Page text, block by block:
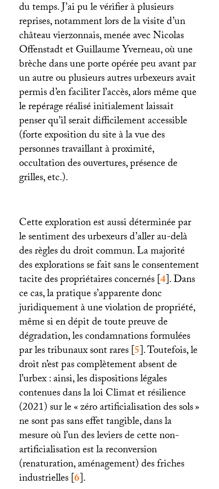
du temps. J’ai pu le vérifier à plusieurs
reprises, notamment lors de la visite d’un
château vierzonnais, menée avec Nicolas
Offenstadt et Guillaume Yverneau, où une
brèche dans une porte opérée peu avant par
un autre ou plusieurs autres urbexeurs avait
permis d’en faciliter l’accès, alors même que
le repérage réalisé initialement laissait
penser qu’il serait difficilement accessible
(forte exposition du site à la vue des
personnes travaillant à proximité,
occultation des ouvertures, présence de
grilles, etc.).
Cette exploration est aussi déterminée par
le sentiment des urbexeurs d’aller au-delà
des règles du droit commun. La majorité
des explorations se fait sans le consentement
tacite des propriétaires concernés[4]. Dans
ce cas, la pratique s’apparente donc
juridiquement à une violation de propriété,
même si en dépit de toute preuve de
dégradation, les condamnations formulées
par les tribunaux sont rares[5]. Toutefois, le
droit n’est pas complètement absent de
l’urbex : ainsi, les dispositions légales
contenues dans la loi Climat et résilience
(2021) sur le «zéro artificialisation des sols»
ne sont pas sans effet tangible, dans la
mesure où l’un des leviers de cette non-
artificialisation est la reconversion
(renaturation, aménagement) des friches
industrielles[6].